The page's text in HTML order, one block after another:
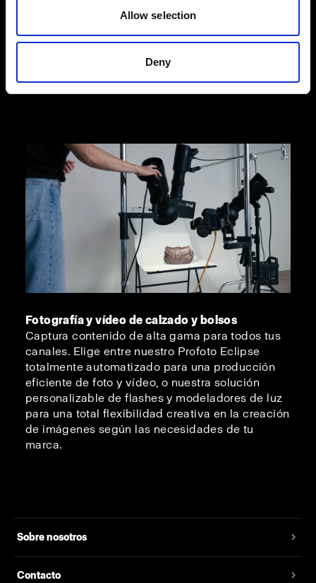
Allow selection
Deny
conversiones. Elige la eficacia y facilidad de
Profoto StyleShoots Horizontal u opta por una
flashes y modeladores de luz.
Fotografía y vídeo de calzado y bolsos
Captura contenido de alta gama para todos tus
canales. Elige entre nuestro Profoto Eclipse
totalmente automatizado para una producción
eficiente de foto y vídeo, o nuestra solución
personalizable de flashes y modeladores de luz
para una total flexibilidad creativa en la creación
de imágenes según las necesidades de tu
marca.
Sobre nosotros
Contacto